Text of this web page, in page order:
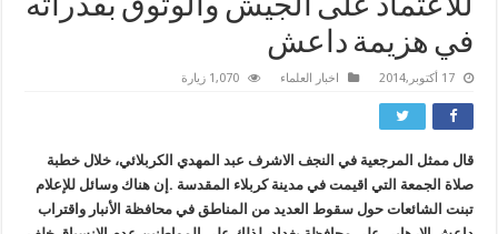
للاعتماد على الجيش والوثوق بقدراته
في هزيمة داعش
17 أكتوبر,2014 اخبار العلماء 1,070 زيارة
قال ممثل المرجعية في النجف الاشرف عبد المهدي الكربلائي، خلال خطبة
صلاة الجمعة التي اقيمت في مدينة كربلاء المقدسة . إن هناك وسائل للإعلام
تبنت الشائعات حول سقوط العديد من المناطق في محافظة الأنبار واقتراب